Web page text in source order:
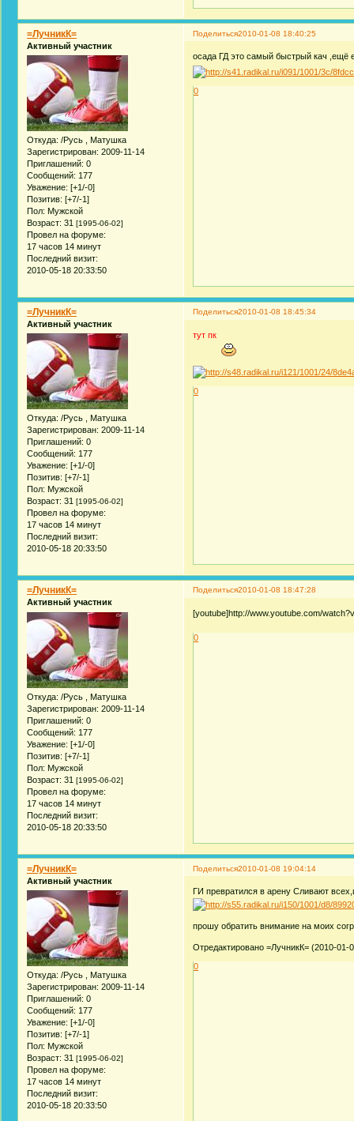
Поделиться2010-01-08 18:40:25
=ЛучникК=
Активный участник
Откуда: /Русь , Матушка
Зарегистрирован: 2009-11-14
Приглашений: 0
Сообщений: 177
Уважение: [+1/-0]
Позитив: [+7/-1]
Пол: Мужской
Возраст: 31 [1995-06-02]
Провел на форуме:
17 часов 14 минут
Последний визит:
2010-05-18 20:33:50
осада ГД это самый быстрый кач ,ещё
0
Поделиться2010-01-08 18:45:34
=ЛучникК=
Активный участник
Откуда: /Русь , Матушка
Зарегистрирован: 2009-11-14
Приглашений: 0
Сообщений: 177
Уважение: [+1/-0]
Позитив: [+7/-1]
Пол: Мужской
Возраст: 31 [1995-06-02]
Провел на форуме:
17 часов 14 минут
Последний визит:
2010-05-18 20:33:50
тут пк
0
Поделиться2010-01-08 18:47:28
=ЛучникК=
Активный участник
Откуда: /Русь , Матушка
Зарегистрирован: 2009-11-14
Приглашений: 0
Сообщений: 177
Уважение: [+1/-0]
Позитив: [+7/-1]
Пол: Мужской
Возраст: 31 [1995-06-02]
Провел на форуме:
17 часов 14 минут
Последний визит:
2010-05-18 20:33:50
[youtube]http://www.youtube.com/
0
Поделиться2010-01-08 19:04:14
=ЛучникК=
Активный участник
Откуда: /Русь , Матушка
Зарегистрирован: 2009-11-14
Приглашений: 0
Сообщений: 177
Уважение: [+1/-0]
Позитив: [+7/-1]
Пол: Мужской
Возраст: 31 [1995-06-02]
Провел на форуме:
17 часов 14 минут
Последний визит:
2010-05-18 20:33:50
ГИ превратился в арену Сливают
прошу обратить внимание на моих
Отредактировано =ЛучникК= (2010-01-
0